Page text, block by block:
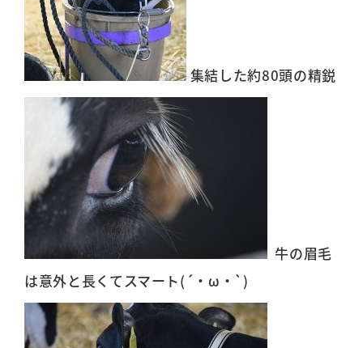
集結した約80頭の精鋭
牛の眉毛
は意外と長くてスマート(´・ω・`)